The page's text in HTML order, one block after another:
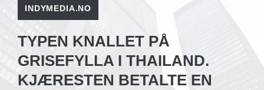
INDYMEDIA.NO
TYPEN KNALLET PÅ
GRISEFYLLA I THAILAND.
KJÆRESTEN BETALTE EN